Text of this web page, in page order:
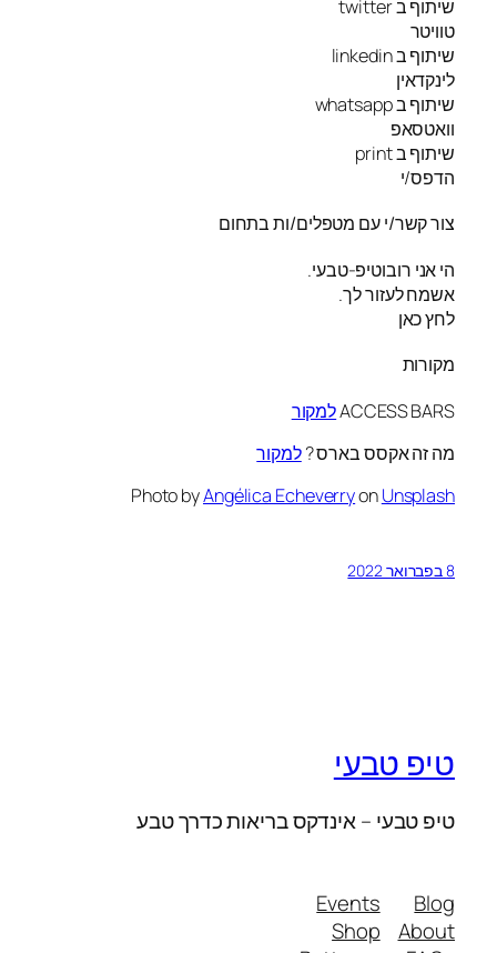
שיתוף ב twitter
טוויטר
שיתוף ב linkedin
לינקדאין
שיתוף ב whatsapp
וואטסאפ
שיתוף ב print
הדפס/י
צור קשר/י עם מטפלים/ות בתחום
הי אני רובוטיפ-טבעי.
אשמח לעזור לך.
לחץ כאן
מקורות
ACCESS BARSלמקור
מה זה אקסס בארס ?למקור
Photo byAngélica EcheverryonUnsplash
8 בפברואר 2022
טיפ טבעי
טיפ טבעי – אינדקס בריאות כדרך טבע
Blog
About
Events
Shop